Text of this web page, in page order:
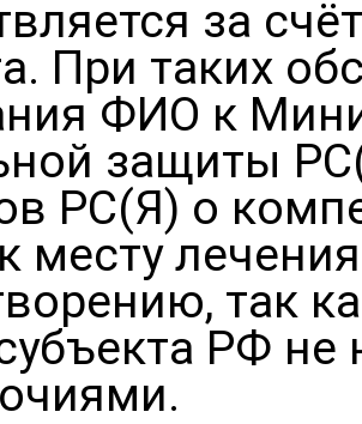
за
При таких
ФИО к
защиты
РС(Я) о
месту
так
РФ